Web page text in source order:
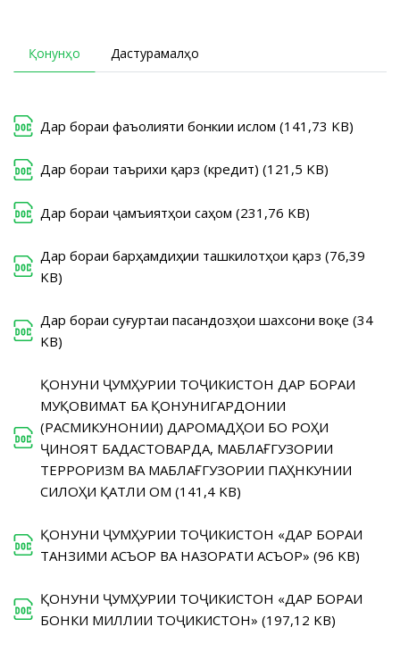
Қонунҳо Дастурамалҳо
Дар бораи фаъолияти бонкии исломӣ (141,73 KB)
Дар бораи таърихи қарз (кредит) (121,5 KB)
Дар бораи ҷамъиятҳои саҳомӣ (231,76 KB)
Дар бораи барҳамдиҳии ташкилотҳои қарзӣ (76,39
KB)
Дар бораи суғуртаи пасандозҳои шахсони воқеӣ (34
KB)
ҚОНУНИ ҶУМҲУРИИ ТОҶИКИСТОН ДАР БОРАИ
МУҚОВИМАТ БА ҚОНУНИГАРДОНИИ
(РАСМИКУНОНИИ) ДАРОМАДҲОИ БО РОҲИ
ҶИНОЯТ БАДАСТОВАРДА, МАБЛАҒГУЗОРИИ
ТЕРРОРИЗМ ВА МАБЛАҒГУЗОРИИ ПАҲНКУНИИ
СИЛОҲИ ҚАТЛИ ОМ (141,4 KB)
ҚОНУНИ ҶУМҲУРИИ ТОҶИКИСТОН «ДАР БОРАИ
ТАНЗИМИ АСЪОР ВА НАЗОРАТИ АСЪОР» (96 KB)
ҚОНУНИ ҶУМҲУРИИ ТОҶИКИСТОН «ДАР БОРАИ
БОНКИ МИЛЛИИ ТОҶИКИСТОН» (197,12 KB)